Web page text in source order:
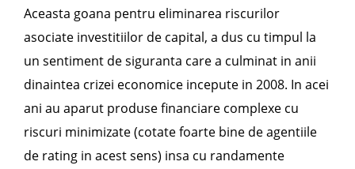
Aceasta goana pentru eliminarea riscurilor
asociate investitiilor de capital, a dus cu timpul la
un sentiment de siguranta care a culminat in anii
dinaintea crizei economice incepute in 2008. In acei
ani au aparut produse financiare complexe cu
riscuri minimizate (cotate foarte bine de agentiile
de rating in acest sens) insa cu randamente